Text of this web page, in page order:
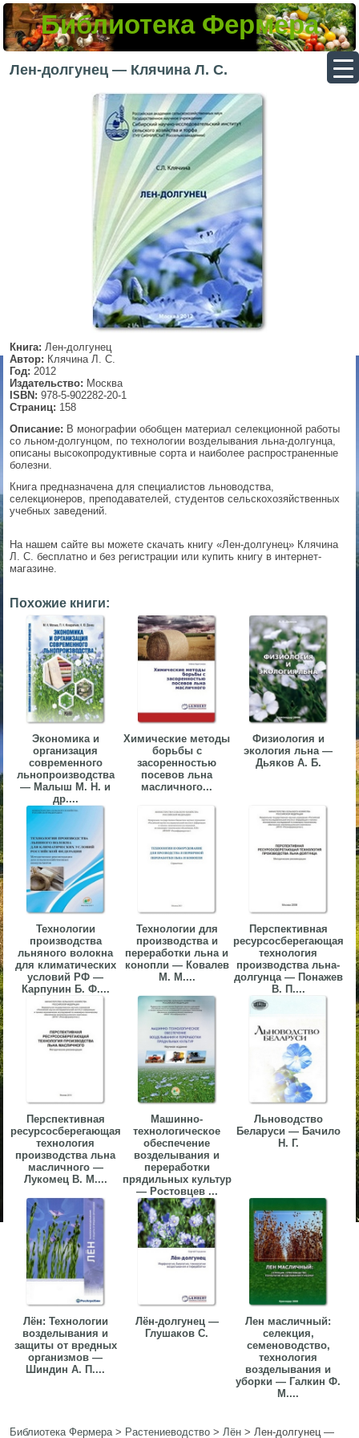
Библиотека Фермера
Лен-долгунец — Клячина Л. С.
Книга: Лен-долгунец
Автор: Клячина Л. С.
Год: 2012
Издательство: Москва
ISBN: 978-5-902282-20-1
Страниц: 158
Описание: В монографии обобщен материал селекционной работы
со льном-долгунцом, по технологии возделывания льна-долгунца,
описаны высокопродуктивные сорта и наиболее распространенные
болезни.
Книга предназначена для специалистов льноводства,
селекционеров, преподавателей, студентов сельскохозяйственных
учебных заведений.
На нашем сайте вы можете скачать книгу «Лен-долгунец» Клячина
Л. С. бесплатно и без регистрации или купить книгу в интернет-
магазине.
Похожие книги:
Экономика и
организация
современного
льнопроизводства
— Малыш М. Н. и
др....
Химические методы
борьбы с
засоренностью
посевов льна
масличного...
Физиология и
экология льна —
Дьяков А. Б.
Технологии
производства
льняного волокна
для климатических
условий РФ —
Карпунин Б. Ф....
Технологии для
производства и
переработки льна и
конопли — Ковалев
М. М....
Перспективная
ресурсосберегающая
технология
производства льна-
долгунца — Понажев
В. П....
Перспективная
ресурсосберегающая
технология
производства льна
масличного —
Лукомец В. М....
Машинно-
технологическое
обеспечение
возделывания и
переработки
прядильных культур
— Ростовцев ...
Льноводство
Беларуси — Бачило
Н. Г.
Лён: Технологии
возделывания и
защиты от вредных
организмов —
Шиндин А. П....
Лён-долгунец —
Глушаков С.
Лен масличный:
селекция,
семеноводство,
технология
возделывания и
уборки — Галкин Ф.
М....
Библиотека Фермера> Растениеводство >Лён >Лен-долгунец —
▼
▼
▼
▼
▼
▼
▼
▼